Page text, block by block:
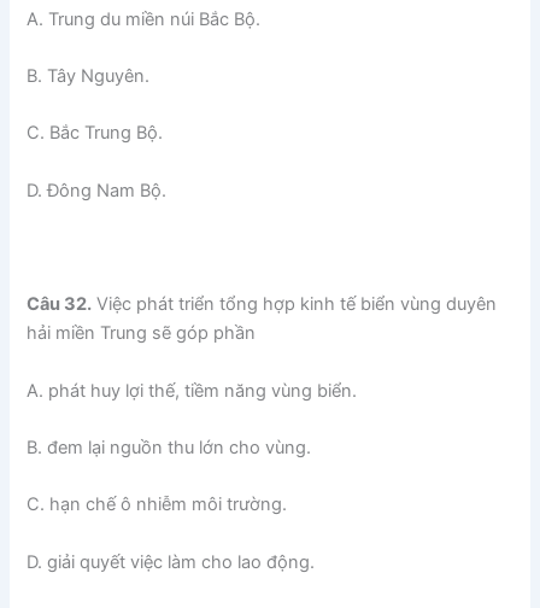
A. Trung du miền núi Bắc Bộ.
B. Tây Nguyên.
C. Bắc Trung Bộ.
D. Đông Nam Bộ.
Câu 32. Việc phát triển tổng hợp kinh tế biển vùng duyên
hải miền Trung sẽ góp phần
A. phát huy lợi thế, tiềm năng vùng biển.
B. đem lại nguồn thu lớn cho vùng.
C. hạn chế ô nhiễm môi trường.
D. giải quyết việc làm cho lao động.